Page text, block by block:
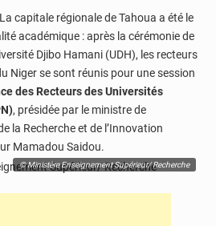
capitale régionale de Tahoua a été le
académique : après la cérémonie de
Djibo Hamani (UDH), les recteurs
Niger se sont réunis pour une session
des Recteurs des Universités
, présidée par le ministre de
la Recherche et de l’Innovation
Mamadou Saidou.
© Ministère Enseignement Supérieur/ Recherche